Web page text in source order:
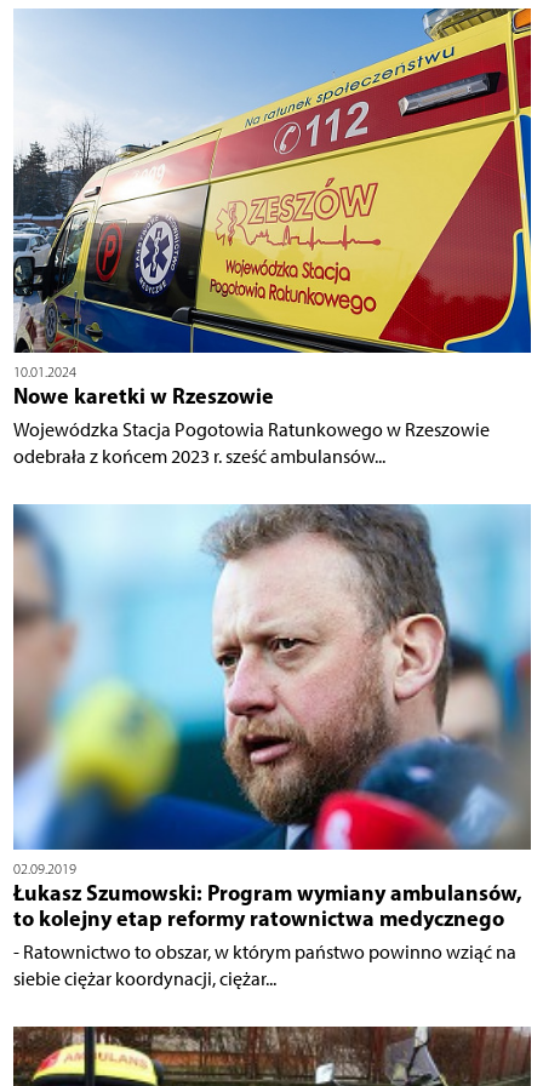
10.01.2024
Nowe karetki w Rzeszowie
Wojewódzka Stacja Pogotowia Ratunkowego w Rzeszowie
odebrała z końcem 2023 r. sześć ambulansów...
02.09.2019
Łukasz Szumowski: Program wymiany ambulansów,
to kolejny etap reformy ratownictwa medycznego
- Ratownictwo to obszar, w którym państwo powinno wziąć na
siebie ciężar koordynacji, ciężar...